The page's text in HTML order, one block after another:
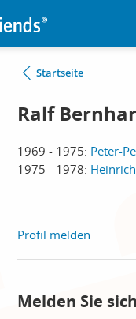
Startseite
Ralf
1969 - 1975: Peter-
1975 - 1978:
Profil melden
Melden Sie